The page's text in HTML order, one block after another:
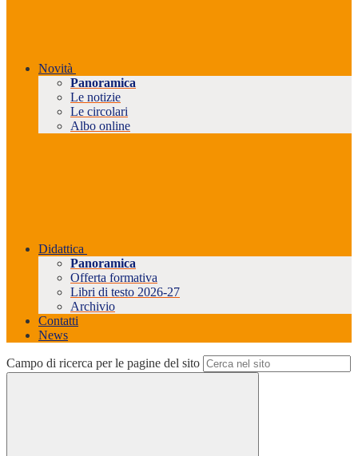
Novità
Panoramica
Le notizie
Le circolari
Albo online
Didattica
Panoramica
Offerta formativa
Libri di testo 2026-27
Archivio
Contatti
News
Campo di ricerca per le pagine del sito